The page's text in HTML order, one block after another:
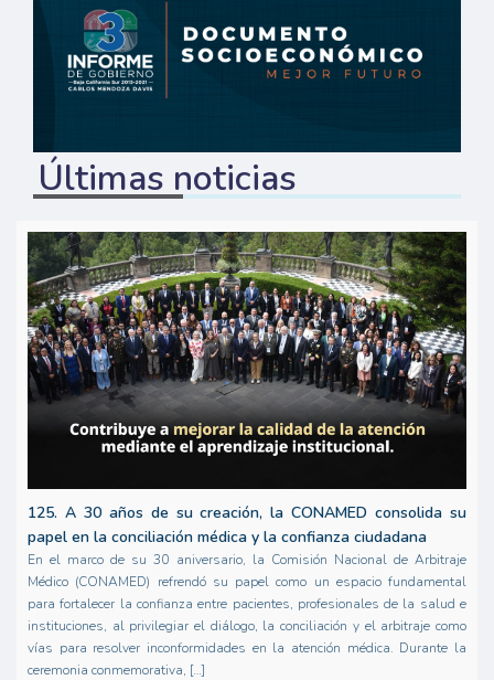
Últimas noticias
125. A 30 años de su creación, la CONAMED consolida su
papel en la conciliación médica y la confianza ciudadana
En el marco de su 30 aniversario, la Comisión Nacional de Arbitraje
Médico (CONAMED) refrendó su papel como un espacio fundamental
para fortalecer la confianza entre pacientes, profesionales de la salud e
instituciones, al privilegiar el diálogo, la conciliación y el arbitraje como
vías para resolver inconformidades en la atención médica. Durante la
ceremonia conmemorativa, […]